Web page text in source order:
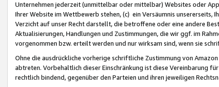
Unternehmen jederzeit (unmittelbar oder mittelbar) Websites oder
Ihrer Website im Wettbewerb stehen, (c) ein Versäumnis unsererseits,
Verzicht auf unser Recht darstellt, die betroffene oder eine andere
Aktualisierungen, Handlungen und Zustimmungen, die wir ggf. im
vorgenommen bzw. erteilt werden und nur wirksam sind, wenn sie
Ohne die ausdrückliche vorherige schriftliche Zustimmung von
abtreten. Vorbehaltlich dieser Einschränkung ist diese Vereinbarung
rechtlich bindend, gegenüber den Parteien und ihren jeweiligen